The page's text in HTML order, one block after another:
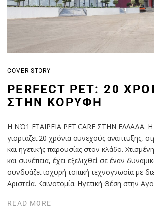
COVER STORY
PERFECT PET: 20
ΣΤΗΝ ΚΟΡΥΦΉ
Η ΝΌ1 ΕΤΑΙΡΕΙΑ PET CARE ΣΤΗΝ ΕΛΛΑΔΑ.
γιορτάζει 20 χρόνια συνεχούς ανάπτυξης,
και ηγετικής παρουσίας στον κλάδο.
και συνέπεια, έχει εξελιχθεί σε έναν
συνδυάζει ισχυρή τοπική τεχνογνωσία με
Αριστεία. Καινοτομία. Ηγετική Θέση στην
READ MORE